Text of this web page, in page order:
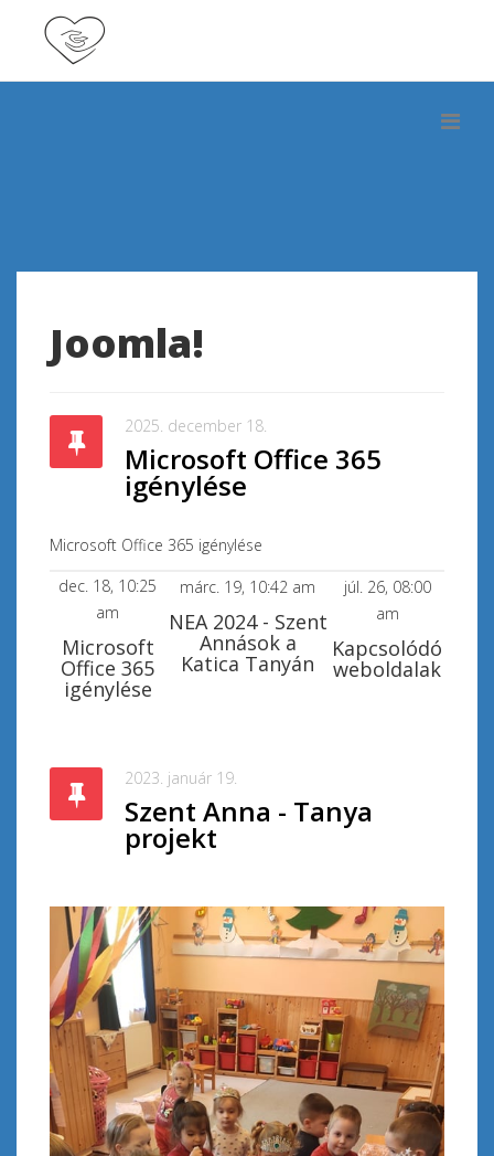
Joomla!
2025. december 18.
Microsoft Office 365
igénylése
Microsoft Office 365 igénylése
dec. 18, 10:25
am
Microsoft
Office 365
igénylése
márc. 19, 10:42 am
NEA 2024 - Szent
Annások a
Katica Tanyán
júl. 26, 08:00
am
Kapcsolódó
weboldalak
2023. január 19.
Szent Anna - Tanya
projekt